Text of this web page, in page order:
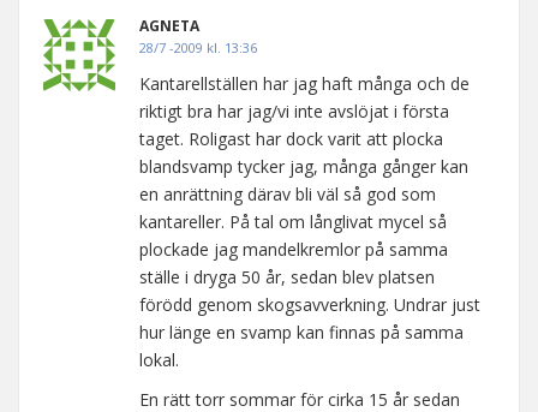
AGNETA
28/7 -2009 kl. 13:36
Kantarellställen har jag haft många och de
riktigt bra har jag/vi inte avslöjat i första
taget. Roligast har dock varit att plocka
blandsvamp tycker jag, många gånger kan
en anrättning därav bli väl så god som
kantareller. På tal om långlivat mycel så
plockade jag mandelkremlor på samma
ställe i dryga 50 år, sedan blev platsen
förödd genom skogsavverkning. Undrar just
hur länge en svamp kan finnas på samma
lokal.
En rätt torr sommar för cirka 15 år sedan